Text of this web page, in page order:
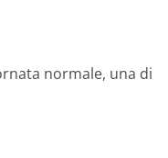
normale, una di